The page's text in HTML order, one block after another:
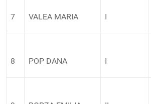
7 VALEA MARIA I
8 POP DANA I